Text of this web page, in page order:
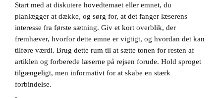
Start med at diskutere hovedtemaet eller emnet, du
planlægger at dække, og sørg for, at det fanger læserens
interesse fra første sætning. Giv et kort overblik, der
fremhæver, hvorfor dette emne er vigtigt, og hvordan det kan
tilføre værdi. Brug dette rum til at sætte tonen for resten af
artiklen og forberede læserne på rejsen forude. Hold sproget
tilgængeligt, men informativt for at skabe en stærk
forbindelse.